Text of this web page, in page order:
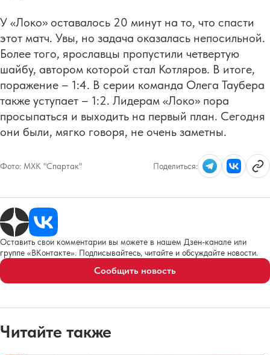
У «Локо» оставалось 20 минут на то, что спасти
этот матч. Увы, но задача оказалась непосильной.
Более того, ярославцы пропустили четвертую
шайбу, автором которой стал Котляров. В итоге,
поражение – 1:4. В серии команда Олега Таубера
также уступает – 1:2. Лидерам «Локо» пора
просыпаться и выходить на первый план. Сегодня
они были, мягко говоря, не очень заметны.
Фото: МХК "Спартак" Поделиться:
Оставить свои комментарии вы можете в нашем Дзен-канале или
группе «ВКонтакте». Подписывайтесь, читайте и обсуждайте новости.
Сообщить новость
Читайте также